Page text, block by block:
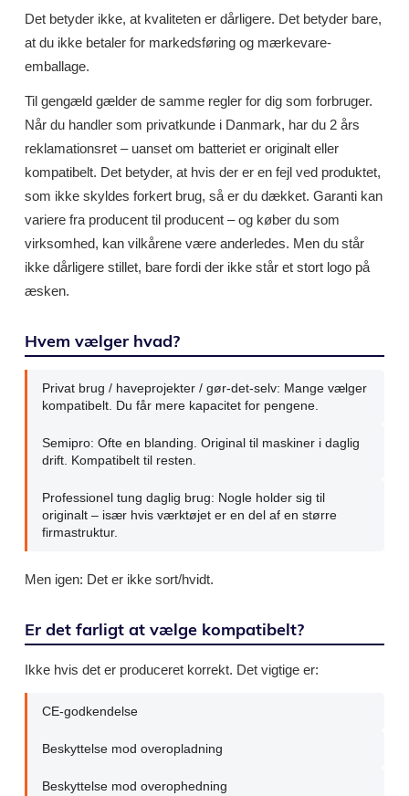
Det betyder ikke, at kvaliteten er dårligere. Det betyder bare,
at du ikke betaler for markedsføring og mærkevare-
emballage.
Til gengæld gælder de samme regler for dig som forbruger.
Når du handler som privatkunde i Danmark, har du 2 års
reklamationsret – uanset om batteriet er originalt eller
kompatibelt. Det betyder, at hvis der er en fejl ved produktet,
som ikke skyldes forkert brug, så er du dækket. Garanti kan
variere fra producent til producent – og køber du som
virksomhed, kan vilkårene være anderledes. Men du står
ikke dårligere stillet, bare fordi der ikke står et stort logo på
æsken.
Hvem vælger hvad?
Privat brug / haveprojekter / gør-det-selv: Mange vælger
kompatibelt. Du får mere kapacitet for pengene.
Semipro: Ofte en blanding. Original til maskiner i daglig
drift. Kompatibelt til resten.
Professionel tung daglig brug: Nogle holder sig til
originalt – især hvis værktøjet er en del af en større
firmastruktur.
Men igen: Det er ikke sort/hvidt.
Er det farligt at vælge kompatibelt?
Ikke hvis det er produceret korrekt. Det vigtige er:
CE-godkendelse
Beskyttelse mod overopladning
Beskyttelse mod overophedning